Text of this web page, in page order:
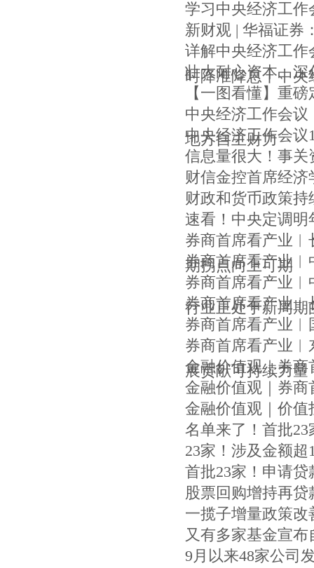
学习中央经济工
新财观 | 华福证券
详解中央经济工
时降准降息丨中
壮大耐心资本、
【一图看懂】重
中央经济工作会
地方自主财力
中央经济工作会议
信息量很大！事关
财信金控首席经
财政和货币政策持
速看！中央定调明
券商首席看产业
期拐点向上可期
券商首席看产业
券商首席看产业
行业正处于新周期
券商首席看产业
券商首席看产业
券商首席看产业
展贡献可持续力量
金融价值观｜券
金融价值观｜券
金融价值观｜价
名单来了！首批
23家！涉及金额
首批23家！申请贷
股票回购增持再
一揽子增量政策
又有多家基金宣
9月以来48家公司